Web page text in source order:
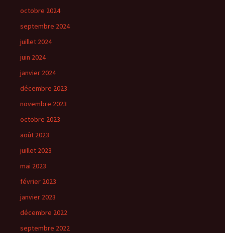
octobre 2024
septembre 2024
juillet 2024
juin 2024
janvier 2024
décembre 2023
novembre 2023
octobre 2023
août 2023
juillet 2023
mai 2023
février 2023
janvier 2023
décembre 2022
septembre 2022